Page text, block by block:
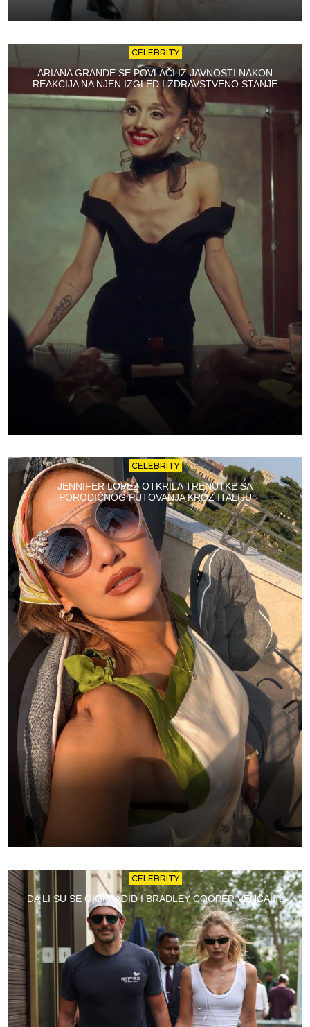
CELEBRITY
ARIANA GRANDE SE POVLAČI IZ JAVNOSTI NAKON
REAKCIJA NA NJEN IZGLED I ZDRAVSTVENO STANJE
CELEBRITY
JENNIFER LOPEZ OTKRILA TRENUTKE SA
PORODIČNOG PUTOVANJA KROZ ITALIJU
CELEBRITY
DA LI SU SE GIGI HADID I BRADLEY COOPER VENČALI?